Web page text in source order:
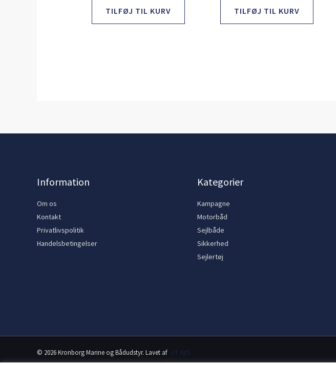
TILFØJ TIL KURV TILFØJ TIL KURV
Information
Om os
Kontakt
Privatlivspolitik
Handelsbetingelser
Kategorier
Kampagne
Motorbåd
Sejlbåde
Sikkerhed
Sejlertøj
© 2026 Kronborg Marine og Bådudstyr. Lavet af JIT ApS